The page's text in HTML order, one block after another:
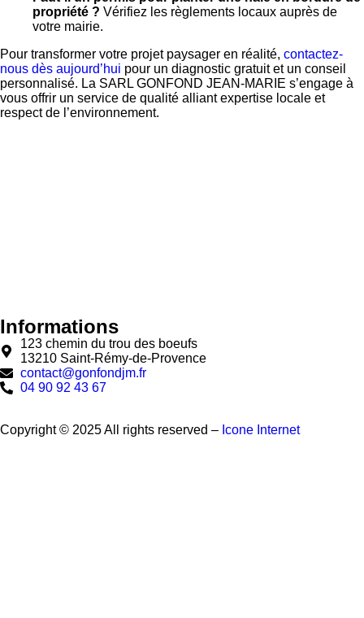
propriété ? Vérifiez les règlements locaux auprès de
votre mairie.
Pour transformer votre projet paysager en réalité, contactez-
nous dès aujourd’hui pour un diagnostic gratuit et un conseil
personnalisé. La SARL GONFOND JEAN-MARIE s’engage à
vous offrir un service de qualité alliant expertise locale et
respect de l’environnement.
Informations
123 chemin du trou des boeufs
13210 Saint-Rémy-de-Provence
contact@gonfondjm.fr
04 90 92 43 67
Copyright © 2025 All rights reserved – Icone Internet